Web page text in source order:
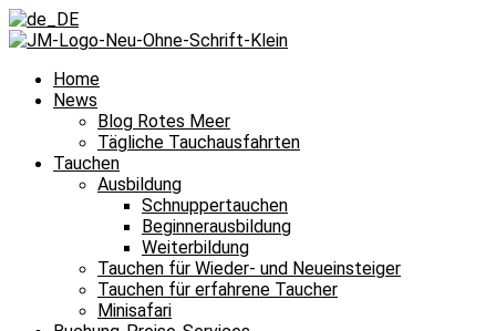
Home
News
Blog Rotes Meer
Tägliche Tauchausfahrten
Tauchen
Ausbildung
Schnuppertauchen
Beginnerausbildung
Weiterbildung
Tauchen für Wieder- und Neueinsteiger
Tauchen für erfahrene Taucher
Minisafari